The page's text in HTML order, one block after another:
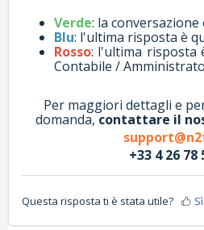
Verde: la conversazione
Blu: l'ultima risposta è
Rosso: l'ultima risposta
Contabile /
Per maggiori dettagli e
domanda, contattare il
+33 4 26 78
Questa risposta ti è stata utile? Sì